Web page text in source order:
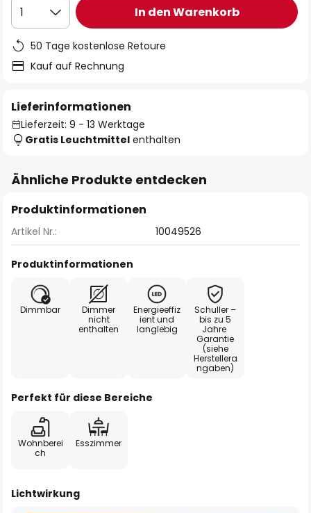
1 In den Warenkorb
50 Tage kostenlose Retoure
Kauf auf Rechnung
Lieferinformationen
Lieferzeit: 9 - 13 Werktage
Gratis Leuchtmittel enthalten
Ähnliche Produkte entdecken
Produktinformationen
Artikel Nr.: 10049526
Produktinformationen
Dimmbar
Dimmer
nicht
enthalten
Energieeffiz
ient und
langlebig
Schuller –
bis zu 5
Jahre
Garantie
(siehe
Herstellera
ngaben)
Perfekt für diese Bereiche
Wohnberei
ch
Esszimmer
Lichtwirkung